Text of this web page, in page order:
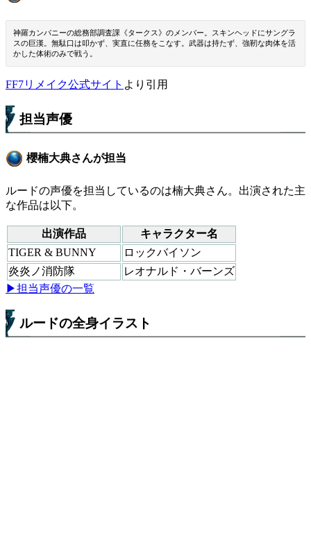
神羅カンパニーの総務部調査課《タークス》のメンバー。スキンヘッドにサングラ
スの巨漢。無駄口は叩かず、実直に任務をこなす。武器は持たず、強靭な肉体を活
かした体術のみで戦う。
FF7リメイク公式サイト より引用
担当声優
櫻楠大典さんが担当
ルードの声優を担当しているのは楠大典さん。出演された主
な作品は以下。
出演作品
キャラクター名
TIGER & BUNNY
ロックバイソン
炎炎ノ消防隊
レオナルド・バーンズ
▶担当声優の一覧
ルードの全身イラスト